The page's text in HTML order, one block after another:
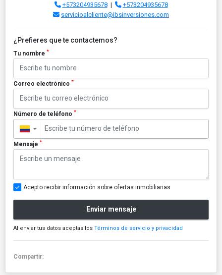
+573204935678|
+573204935678
servicioalcliente@ibsinversiones.com
¿Prefieres que te contactemos?
Tu nombre *
Correo electrónico *
Número de teléfono *
▼
Mensaje *
Acepto recibir información sobre ofertas inmobiliarias
Enviar mensaje
Al enviar tus datos aceptas los Términos de servicio y privacidad
Compartir: